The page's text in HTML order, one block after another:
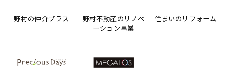
野村の仲介プラス
野村不動産のリノベ
ーション事業
住まいのリフォーム